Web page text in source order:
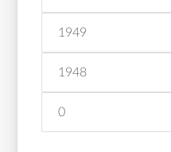
1949
1948
0